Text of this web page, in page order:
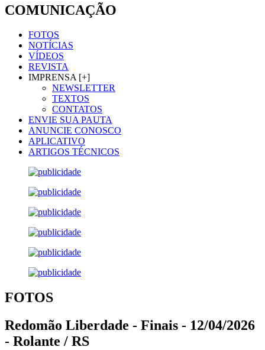
COMUNICAÇÃO
FOTOS
NOTÍCIAS
VÍDEOS
REVISTA
IMPRENSA [+]
NEWSLETTER
TEXTOS
CONTATOS
ENVIE SUA PAUTA
ANUNCIE CONOSCO
APLICATIVO
ARTIGOS TÉCNICOS
FOTOS
Redomão Liberdade - Finais - 12/04/2026
- Rolante / RS